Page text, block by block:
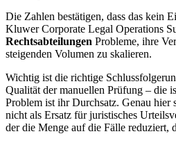
Die Zahlen bestätigen, dass das kein
Kluwer Corporate Legal Operations
Rechtsabteilungen Probleme, ihre
steigenden Volumen zu skalieren.
Wichtig ist die richtige
Qualität der manuellen Prüfung – die
Problem ist ihr Durchsatz. Genau hier
nicht als Ersatz für juristisches
der die Menge auf die Fälle reduziert,